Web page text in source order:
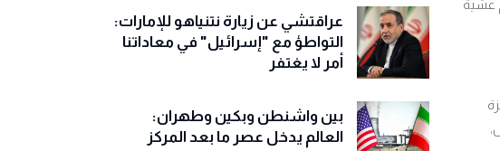
عشية
عراقتشي عن زيارة نتنياهو للإمارات:
التواطؤ مع "إسرائيل" في معاداتنا
أمر لا يغتفر
بين واشنطن وبكين وطهران:
العالم يدخل عصر ما بعد المركز